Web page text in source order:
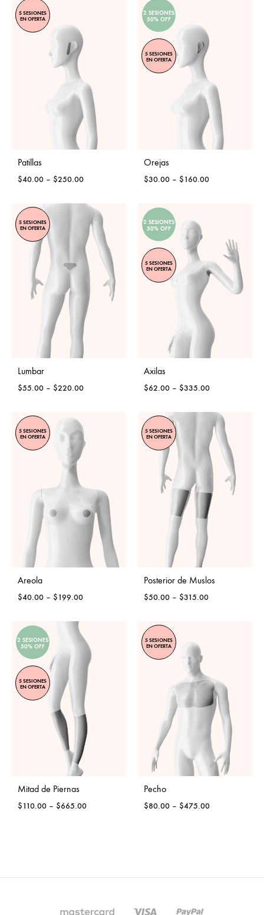
5 SESIONES
EN OFERTA
Patillas
$40.00 – $250.00Price
$40.00
through
$250.00
2 SESIONES
50% OFF
5 SESIONES
EN OFERTA
Orejas
$30.00 – $160.00Price
5 SESIONES
EN OFERTA
Lumbar
$55.00 – $220.00Price
$220.00
2 SESIONES
50% OFF
5 SESIONES
EN OFERTA
Axilas
$62.00 – $335.00Price
$62.00
through
$335.00
5 SESIONES
EN OFERTA
Areola
$40.00 – $199.00Price
through
$199.00
5 SESIONES
EN OFERTA
Posterior de Muslos
$50.00 – $315.00Price
2 SESIONES
50% OFF
5 SESIONES
EN OFERTA
Mitad de Piernas
$110.00 – $665.00Price
5 SESIONES
EN OFERTA
Pecho
$80.00 – $475.00Price